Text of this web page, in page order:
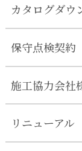
カタログダウ
保守点検契約
施工協力会社
リニューアル